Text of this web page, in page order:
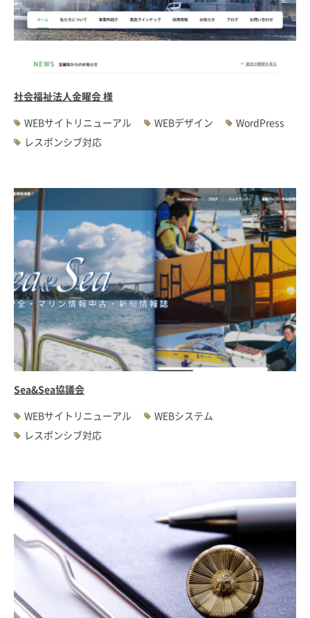
#Androidアプリ開発
#インソーシングコンサルティング
#JIS X 8341-3規格
#業務ツール #PHP
#MySQL
#採用・求人
#学校・教育・スクール
社会福祉法人金曜会 様
WEBサイトリニューアル
WEBデザイン
WordPress
レスポンシブ対応
Sea&Sea協議会
WEBサイトリニューアル
WEBシステム
レスポンシブ対応